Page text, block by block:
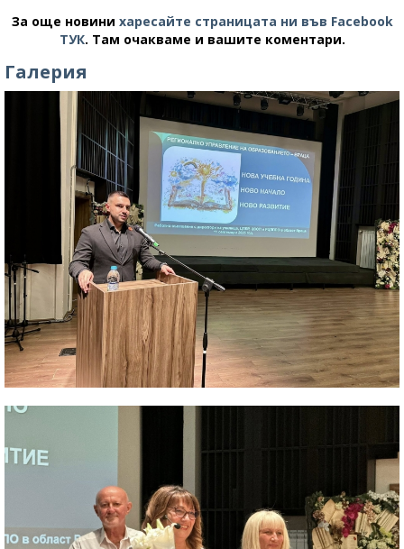
За още новини харесайте страницата ни във Facebook
ТУК. Там очакваме и вашите коментари.
Галерия